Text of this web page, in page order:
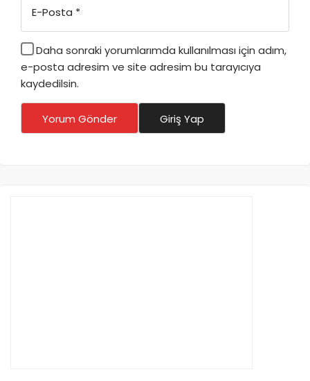
E-Posta *
Daha sonraki yorumlarımda kullanılması için adım,
e-posta adresim ve site adresim bu tarayıcıya
kaydedilsin.
Yorum Gönder Giriş Yap